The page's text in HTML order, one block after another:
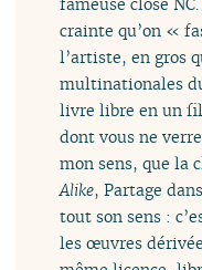
crainte qu’on «
l’artiste, en gros
multinationales
livre libre en un
dont vous ne
mon sens, que la
Alike, Partage
tout son sens :
les œuvres